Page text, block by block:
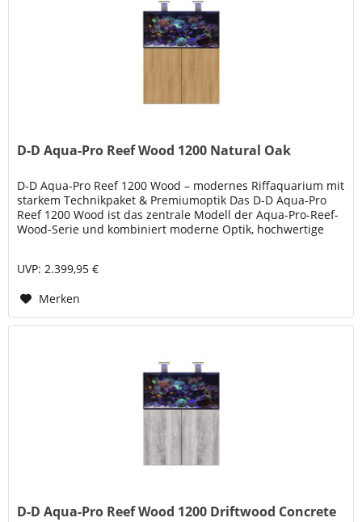
D-D Aqua-Pro Reef Wood 1200 Natural Oak
D-D Aqua-Pro Reef 1200 Wood – modernes Riffaquarium mit
starkem Technikpaket & Premiumoptik Das D-D Aqua-Pro
Reef 1200 Wood ist das zentrale Modell der Aqua-Pro-Reef-
Wood-Serie und kombiniert moderne Optik, hochwertige
UVP: 2.399,95 €
Merken
D-D Aqua-Pro Reef Wood 1200 Driftwood Concrete